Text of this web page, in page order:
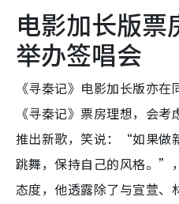
电影加长版票
举办签唱会
《寻秦记》电影加长版亦
《寻秦记》票房理想，会
推出新歌，笑说：“如果做
跳舞，保持自己的风格。”
态度，他透露除了与宣萱、